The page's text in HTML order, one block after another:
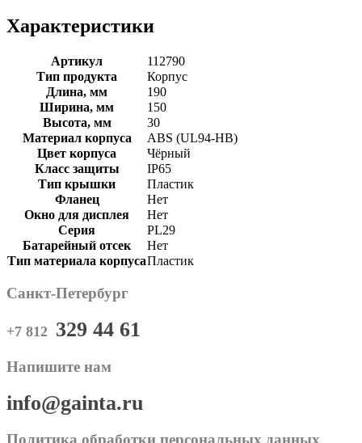
Характеристики
Артикул
112790
Тип продукта
Корпус
Длина, мм
190
Ширина, мм
150
Высота, мм
30
Материал корпуса
ABS (UL94-HB)
Цвет корпуса
Чёрный
Класс защиты
IP65
Тип крышки
Пластик
Фланец
Нет
Окно для дисплея
Нет
Серия
PL29
Батарейный отсек
Нет
Тип материала корпусаПластик
Санкт-Петербург
+7 812 329 44 61
Напишите нам
info@gainta.ru
Политика обработки персональных данных